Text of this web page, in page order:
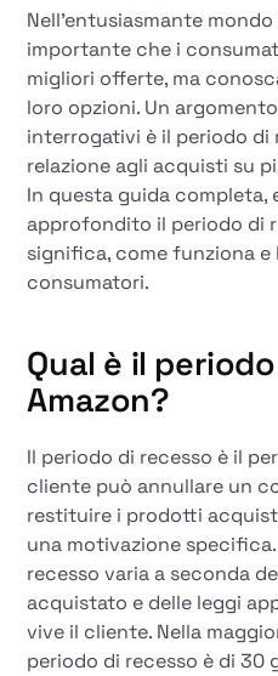
Nell'entusiasmante
importante che i
migliori offerte, ma
loro opzioni. Un
interrogativi è il periodo di
relazione agli acquisti su
In questa guida completa,
approfondito il periodo di
significa, come funziona
consumatori.
Qual è il
Amazon?
Il periodo di recesso è il
cliente può annullare un
restituire i prodotti
una motivazione
recesso varia a seconda
acquistato e delle leggi
vive il cliente. Nella
periodo di recesso è di 30